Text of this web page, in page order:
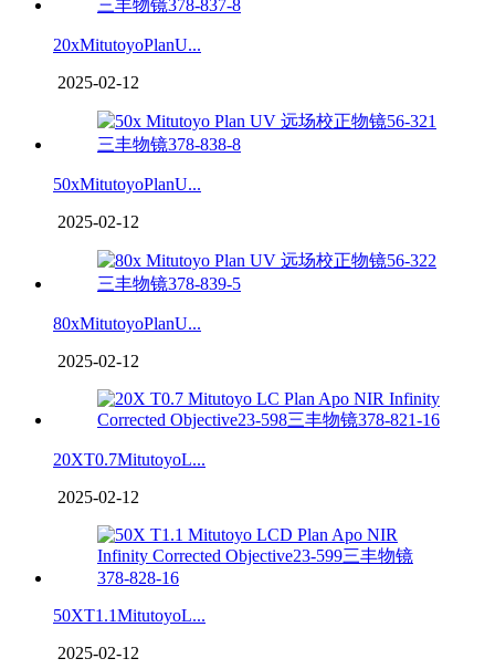
20xMitutoyoPlanU...
2025-02-12
50xMitutoyoPlanU...
2025-02-12
80xMitutoyoPlanU...
2025-02-12
20XT0.7MitutoyoL...
2025-02-12
50XT1.1MitutoyoL...
2025-02-12